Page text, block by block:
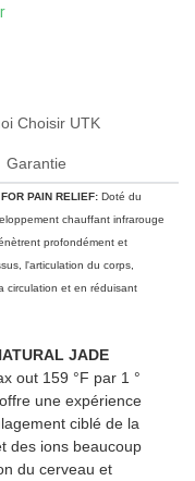
Choisir UTK
Garantie
PAIN RELIEF: Doté du
chauffant infrarouge
profondément et
l'articulation du corps,
circulation et en réduisant
JADE
out 159 °F par 1 °
une expérience
ciblé de la
des ions beaucoup
du cerveau et